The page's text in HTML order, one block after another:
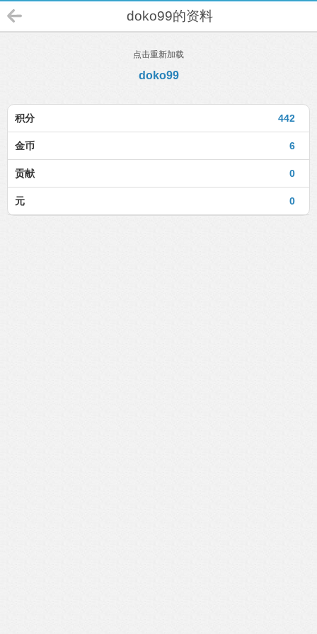
doko99的资料
点击重新加载
doko99
442
积分
6
金币
0
贡献
0
元